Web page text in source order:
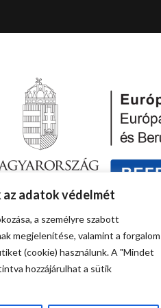
adatok védelmét
a személyre szabott
megjelenítése, valamint a forgalom
(cookie) használunk. A "Mindet
hozzájárulhat a sütik